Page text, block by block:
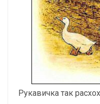
Рукавичка так